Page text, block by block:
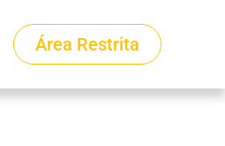
Área Restrita